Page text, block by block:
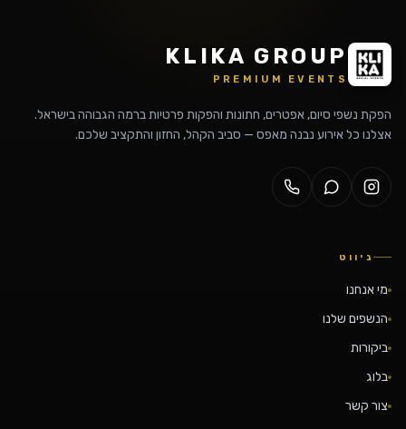
KLIKA GROUP
PREMIUM EVENTS
הפקת נשפי סיום, אפטרים, חתונות והפקות פרטיות ברמה הגבוהה בישראל.
אצלנו כל אירוע נבנה מאפס — סביב הקהל, החזון והתקציב שלכם.
ניווט
מי אנחנו
הנשפים שלנו
ביקורות
בלוג
צור קשר